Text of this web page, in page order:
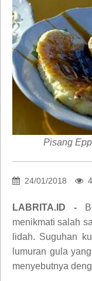
Pisang
24/01/2018
LABRITA.ID -
menikmati salah
lidah. Suguhan
lumuran gula
menyebutnya